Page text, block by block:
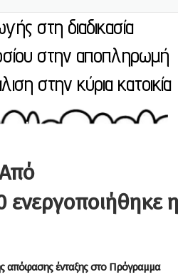
στη διαδικασία
στην αποπληρωμή
στην κύρια κατοικία
live once,
bowl"
ενεργοποιήθηκε
απόφασης ένταξης στο Πρόγραμμα